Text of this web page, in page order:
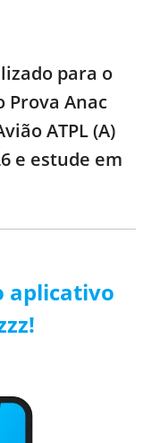
para o
Prova Anac
ATPL (A)
e estude em
aplicativo